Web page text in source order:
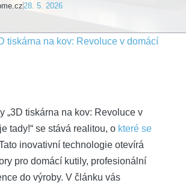
28. 5. 2026
tiskárna na kov: Revoluce v domácí
„3D tiskárna na kov: Revoluce v
tady!“ se stává realitou, o které se
inovativní technologie otevírá
pro domácí kutily, profesionální
do výroby. V článku vás